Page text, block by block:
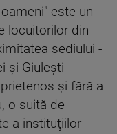
este un
locuitorilor din
sediului -
şi Giuleşti -
şi fără a
o suită de
a instituţiilor